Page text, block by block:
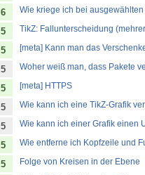
6 Wie kriege ich bei
5 TikZ: Fallunterscheidung
5 [meta] Kann man das
5 Woher weiß man, dass Pakete
5 [meta] HTTPS
5 Wie kann ich eine TikZ-Grafik
5 Wie kann ich einer Grafik einen
5 Wie entferne ich Kopfzeile und
5 Folge von Kreisen in der Ebene